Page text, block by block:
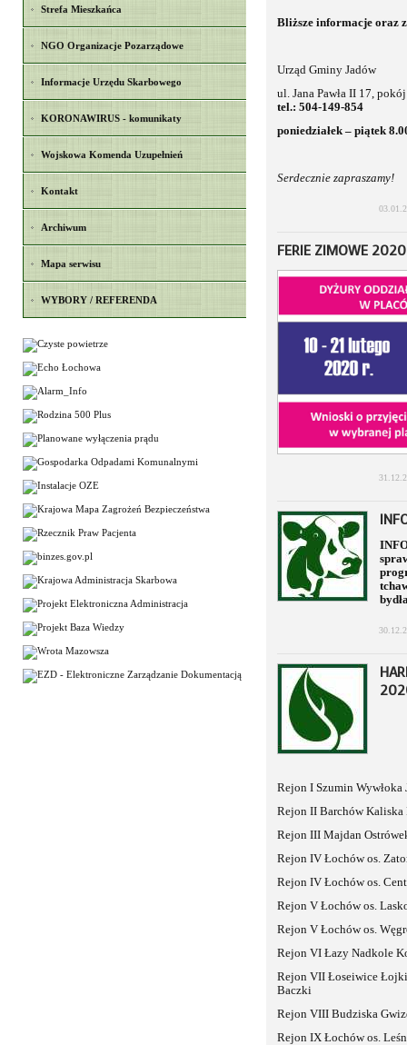
Strefa Mieszkańca
NGO Organizacje Pozarządowe
Informacje Urzędu Skarbowego
KORONAWIRUS - komunikaty
Wojskowa Komenda Uzupełnień
Kontakt
Archiwum
Mapa serwisu
WYBORY / REFERENDA
Bliższe informacje oraz
Urząd Gminy Jadów
ul. Jana Pawła II 17,
tel.: 504-149-854
poniedziałek – piątek
Serdecznie zapraszamy!
FERIE ZIMOWE 2020
Rejon I Szumin Wywłoka
Rejon II Barchów Kaliska
Rejon III Majdan
Rejon IV Łochów os.
Rejon IV Łochów os.
Rejon V Łochów os.
Rejon V Łochów os.
Rejon VI Łazy Nadkole
Rejon VII Łoseiwice
Baczki
Rejon VIII Budziska
Rejon IX Łochów os.